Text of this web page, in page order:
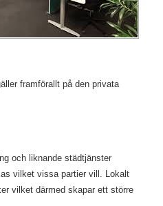
framförallt på den privata
och liknande städtjänster
vilket vissa partier vill. Lokalt
vilket därmed skapar ett större